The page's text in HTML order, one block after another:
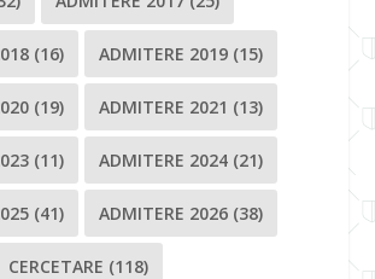
(16) ADMITERE 2019 (15)
(19) ADMITERE 2021 (13)
(11) ADMITERE 2024 (21)
(41) ADMITERE 2026 (38)
CERCETARE (118)